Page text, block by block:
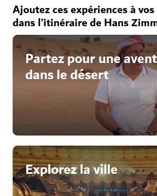
Ajoutez ces expériences à
dans l'itinéraire de Hans
Partez pour une
dans le désert
Affrontez les dunes
Découvrez un aperçu des traditions et
locales en partant dans le désert
Explorez la ville